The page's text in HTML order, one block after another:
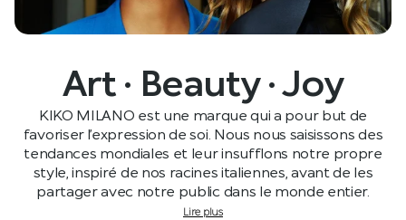
Art · Beauty · Joy
KIKO MILANO est une marque qui a pour but de
favoriser l’expression de soi. Nous nous saisissons des
tendances mondiales et leur insufflons notre propre
style, inspiré de nos racines italiennes, avant de les
partager avec notre public dans le monde entier.
Lire plus